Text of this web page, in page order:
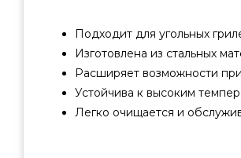
Подходит для угольных
Изготовлена из стальных
Расширяет возможности
Устойчива к высоким
Легко очищается и